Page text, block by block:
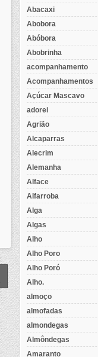
Abacaxi
Abobora
Abóbora
Abobrinha
acompanhamento
Acompanhamentos
Açúcar Mascavo
adorei
Agrião
Alcaparras
Alecrim
Alemanha
Alface
Alfarroba
Alga
Algas
Alho
Alho Poro
Alho Poró
Alho.
almoço
almofadas
almondegas
Almôndegas
Amaranto